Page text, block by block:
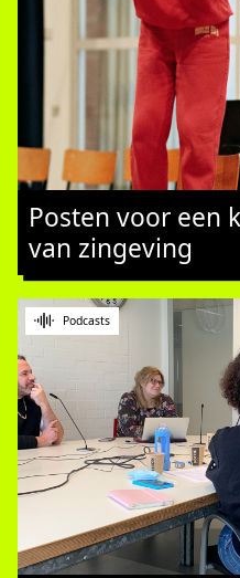
Posten voor een
van zingeving
Podcasts